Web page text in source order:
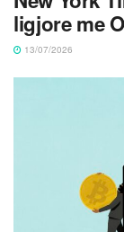
ligjore me
13/07/2026